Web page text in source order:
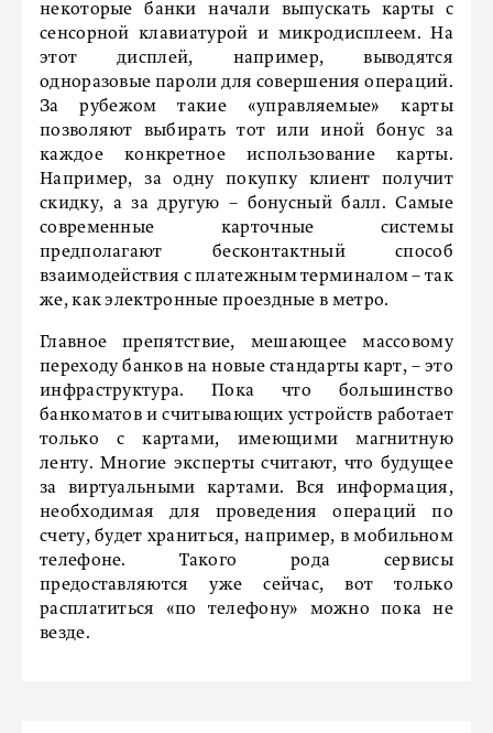
некоторые банки начали выпускать карты с
сенсорной клавиатурой и микродисплеем. На
этот дисплей, например, выводятся
одноразовые пароли для совершения операций.
За рубежом такие «управляемые» карты
позволяют выбирать тот или иной бонус за
каждое конкретное использование карты.
Например, за одну покупку клиент получит
скидку, а за другую – бонусный балл. Самые
современные карточные системы
предполагают бесконтактный способ
взаимодействия с платежным терминалом – так
же, как электронные проездные в метро.
Главное препятствие, мешающее массовому
переходу банков на новые стандарты карт, – это
инфраструктура. Пока что большинство
банкоматов и считывающих устройств работает
только с картами, имеющими магнитную
ленту. Многие эксперты считают, что будущее
за виртуальными картами. Вся информация,
необходимая для проведения операций по
счету, будет храниться, например, в мобильном
телефоне. Такого рода сервисы
предоставляются уже сейчас, вот только
расплатиться «по телефону» можно пока не
везде.